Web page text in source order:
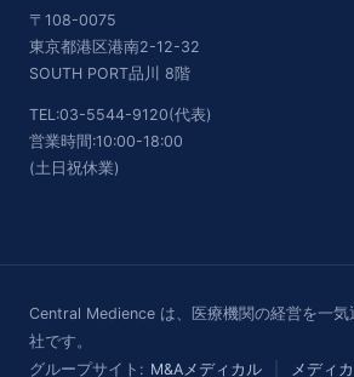
〒108-0075
東京都港区港南2-12-32
SOUTH PORT品川 8階
TEL:03-5544-9120(代表)
営業時間:10:00-18:00
(土日祝休業)
Central Medience は、医療機関の経営を一気
社です。
グループサイト: M&Aメディカル メディ